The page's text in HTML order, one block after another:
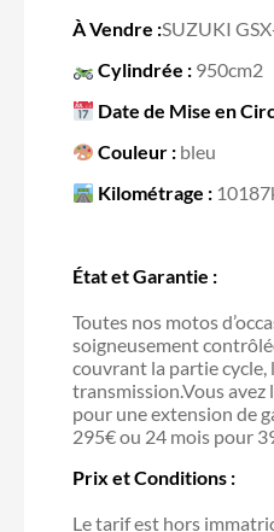
À Vendre :SUZUKI
Cylindrée : 950cm2
Date de Mise en
Couleur : bleu
Kilométrage :
État et Garantie :
Toutes nos motos
soigneusement
couvrant la partie cycle,
transmission.Vous
pour une extension de
295€ ou 24 mois pour
Prix et Conditions :
Le tarif est hors